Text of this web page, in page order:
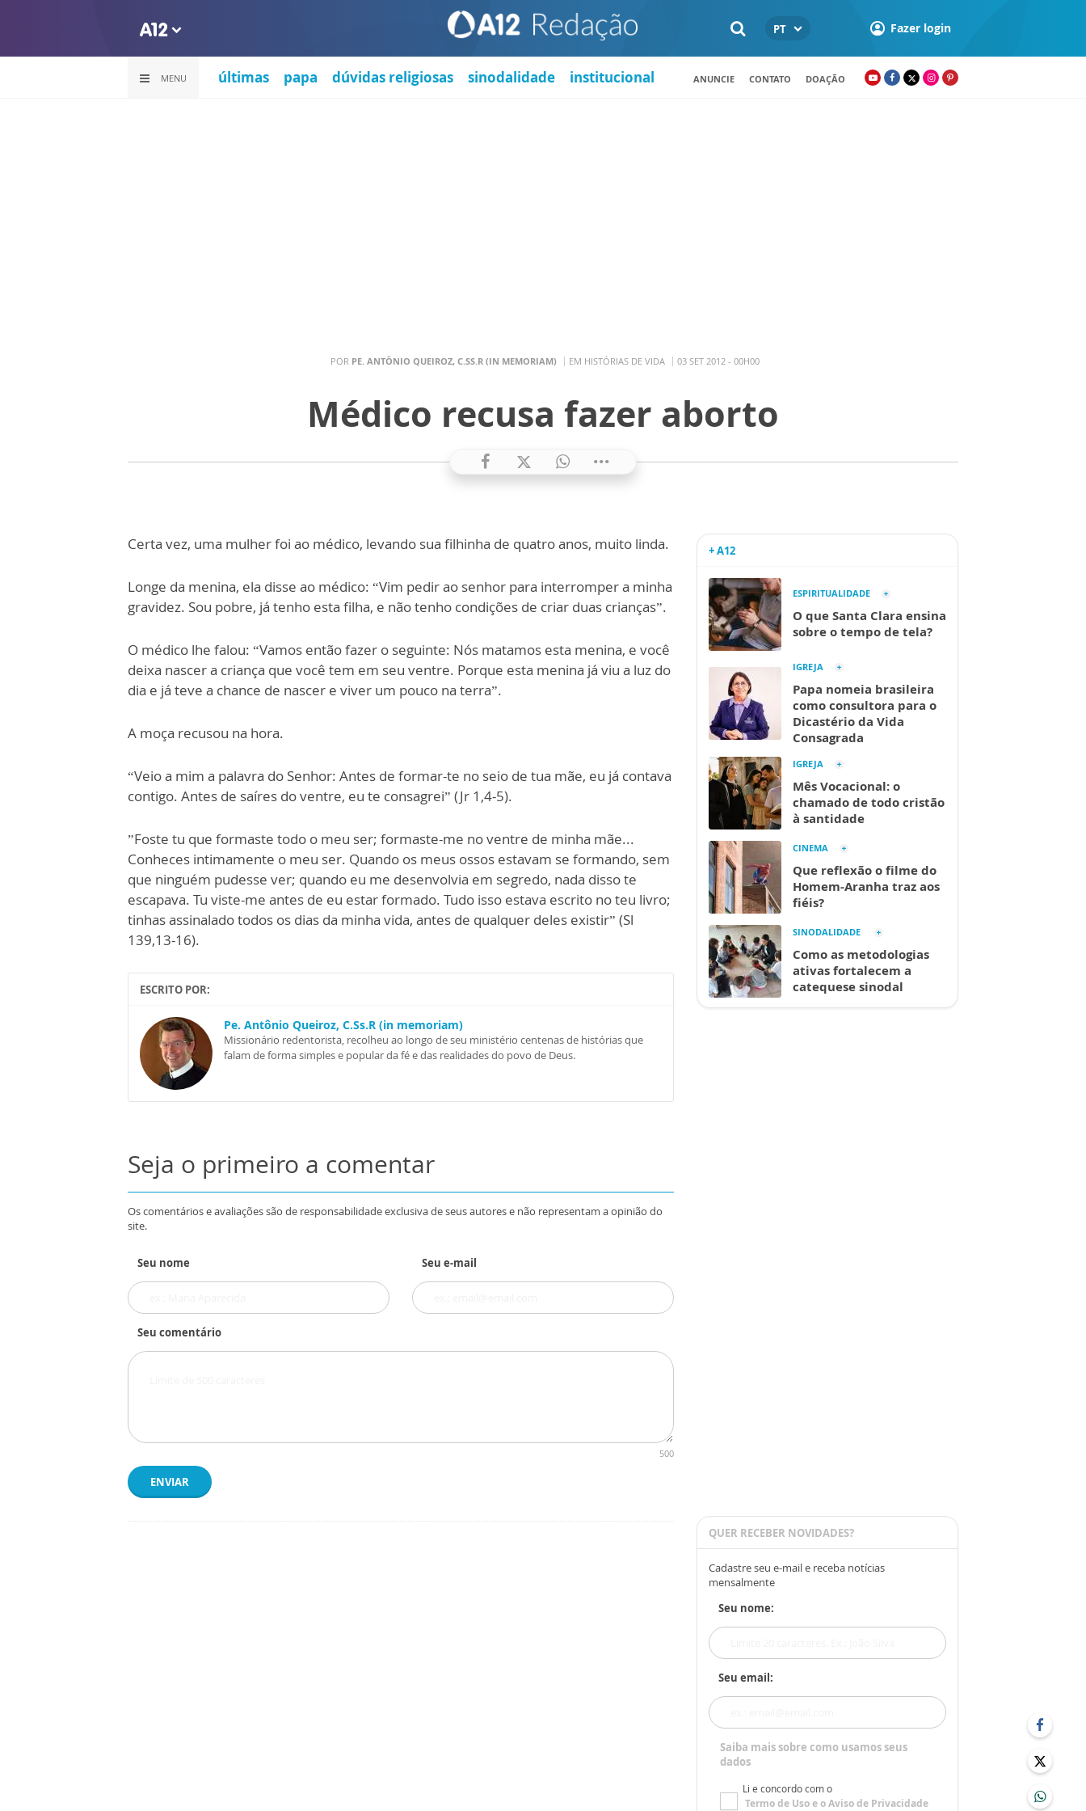
PT Fazer login
MENU últimas papa dúvidas religiosas sinodalidade institucional ANUNCIE CONTATO DOAÇÃO
POR PE. ANTÔNIO QUEIROZ, C.SS.R (IN MEMORIAM) EM HISTÓRIAS DE VIDA 03 SET 2012 - 00H00
Médico recusa fazer aborto
Certa vez, uma mulher foi ao médico, levando sua filhinha de quatro anos, muito linda.
Longe da menina, ela disse ao médico: “Vim pedir ao senhor para interromper a minha
gravidez. Sou pobre, já tenho esta filha, e não tenho condições de criar duas crianças”.
O médico lhe falou: “Vamos então fazer o seguinte: Nós matamos esta menina, e você
deixa nascer a criança que você tem em seu ventre. Porque esta menina já viu a luz do
dia e já teve a chance de nascer e viver um pouco na terra”.
A moça recusou na hora.
“Veio a mim a palavra do Senhor: Antes de formar-te no seio de tua mãe, eu já contava
contigo. Antes de saíres do ventre, eu te consagrei” (Jr 1,4-5).
”Foste tu que formaste todo o meu ser; formaste-me no ventre de minha mãe...
Conheces intimamente o meu ser. Quando os meus ossos estavam se formando, sem
que ninguém pudesse ver; quando eu me desenvolvia em segredo, nada disso te
escapava. Tu viste-me antes de eu estar formado. Tudo isso estava escrito no teu livro;
tinhas assinalado todos os dias da minha vida, antes de qualquer deles existir” (Sl
139,13-16).
ESCRITO POR:
Pe. Antônio Queiroz, C.Ss.R (in memoriam)
Missionário redentorista, recolheu ao longo de seu ministério centenas de histórias que
falam de forma simples e popular da fé e das realidades do povo de Deus.
Seja o primeiro a comentar
Os comentários e avaliações são de responsabilidade exclusiva de seus autores e não representam a opinião do
site.
Seu nome Seu e-mail
Seu comentário
500
ENVIAR
+ A12
ESPIRITUALIDADE
O que Santa Clara ensina
sobre o tempo de tela?
IGREJA
Papa nomeia brasileira
como consultora para o
Dicastério da Vida
Consagrada
IGREJA
Mês Vocacional: o
chamado de todo cristão
à santidade
CINEMA
Que reflexão o filme do
Homem-Aranha traz aos
fiéis?
SINODALIDADE
Como as metodologias
ativas fortalecem a
catequese sinodal
QUER RECEBER NOVIDADES?
Cadastre seu e-mail e receba notícias
mensalmente
Seu nome:
Seu email:
Saiba mais sobre como usamos seus
dados
Li e concordo com o
Termo de Usoe oAviso de Privacidade